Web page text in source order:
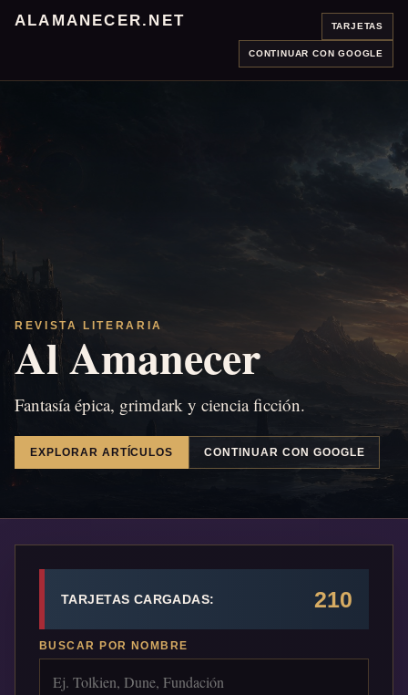
ALAMANECER.NET TARJETAS
CONTINUAR CON GOOGLE
REVISTA LITERARIA
Al Amanecer
Fantasía épica, grimdark y ciencia ficción.
EXPLORAR ARTÍCULOS CONTINUAR CON GOOGLE
TARJETAS CARGADAS: 210
BUSCAR POR NOMBRE